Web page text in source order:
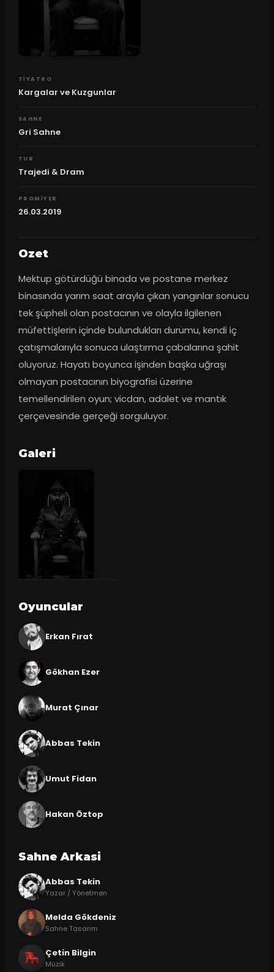
TIYATRO
Kargalar ve Kuzgunlar
SAHNE
Gri Sahne
TUR
Trajedi & Dram
PROMIYER
26.03.2019
Ozet
Mektup götürdüğü binada ve postane merkez
binasında yarım saat arayla çıkan yangınlar sonucu
tek şüpheli olan postacının ve olayla ilgilenen
müfettişlerin içinde bulundukları durumu, kendi iç
çatışmalarıyla sonuca ulaştırma çabalarına şahit
oluyoruz. Hayatı boyunca işinden başka uğraşı
olmayan postacının biyografisi üzerine
temellendirilen oyun; vicdan, adalet ve mantık
çerçevesinde gerçeği sorguluyor.
Galeri
Oyuncular
Erkan Fırat
Gökhan Ezer
Murat Çınar
Abbas Tekin
Umut Fidan
Hakan Öztop
Sahne Arkasi
Abbas Tekin
Yazar / Yönetmen
Melda Gökdeniz
Sahne Tasarım
Çetin Bilgin
Müzik